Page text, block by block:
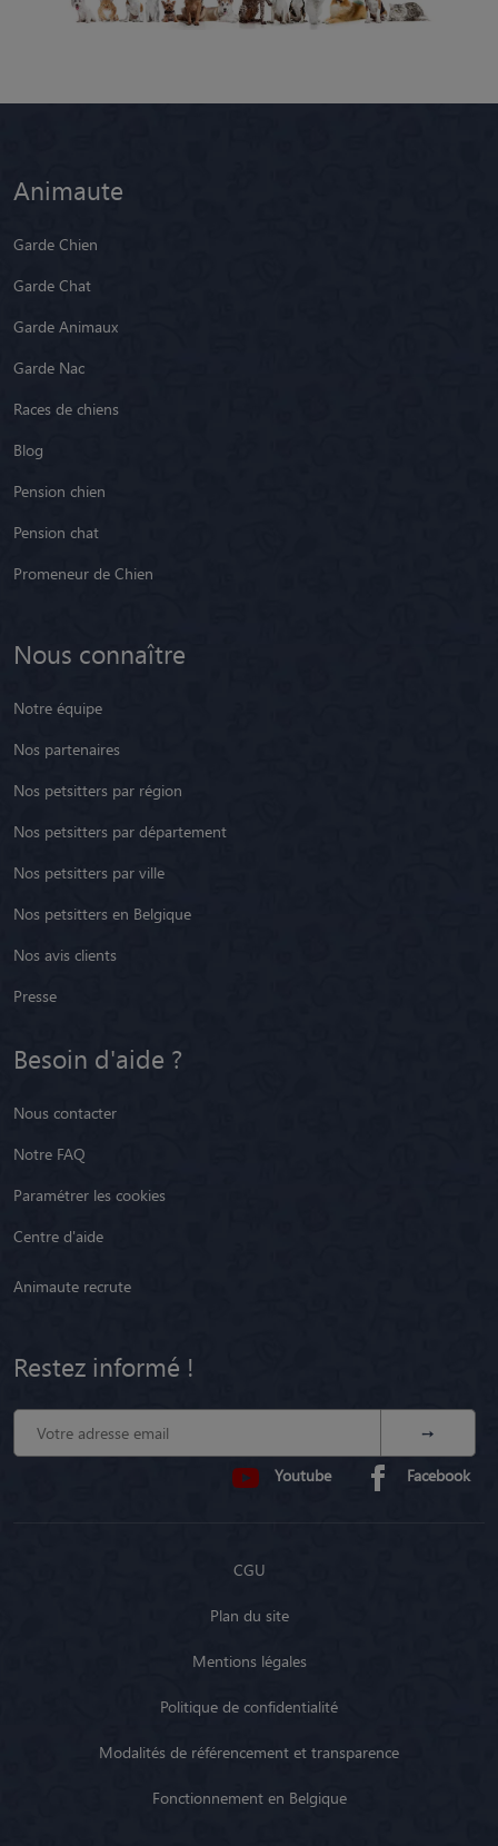
Animaute
Garde Chien
Garde Chat
Garde Animaux
Garde Nac
Races de chiens
Blog
Pension chien
Pension chat
Promeneur de Chien
Nous connaître
Notre équipe
Nos partenaires
Nos petsitters par région
Nos petsitters par département
Nos petsitters par ville
Nos petsitters en Belgique
Nos avis clients
Presse
Besoin d'aide ?
Nous contacter
Notre FAQ
Paramétrer les cookies
Centre d'aide
Animaute recrute
Restez informé !
Youtube Facebook
CGU
Plan du site
Mentions légales
Politique de confidentialité
Modalités de référencement et transparence
Fonctionnement en Belgique